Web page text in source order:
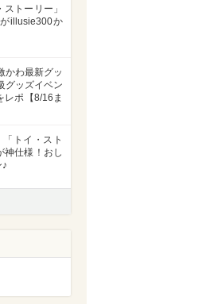
トーリー」
illusie300か
かわ最新グッ
グッズイベン
レポ【8/16ま
「トイ・スト
神仕様！おし